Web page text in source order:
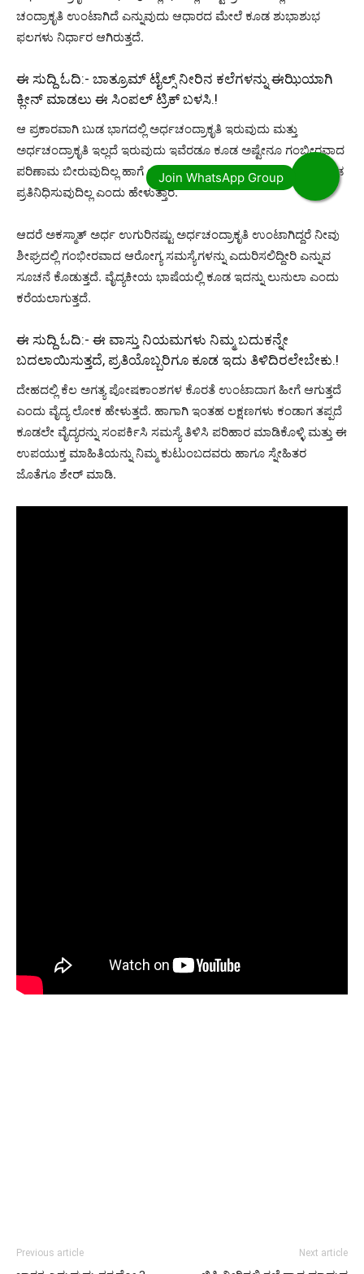
ಚಂದ್ರಾಕೃತಿ ಉಂಟಾಗಿದೆ ಎನ್ನುವುದು ಆಧಾರದ ಮೇಲೆ ಕೂಡ ಶುಭಾಶುಭ
ಫಲಗಳು ನಿರ್ಧಾರ ಆಗಿರುತ್ತದೆ.
ಈ ಸುದ್ದಿ ಓದಿ:- ಬಾತ್ರೂಮ್ ಟೈಲ್ಸ್ ನೀರಿನ ಕಲೆಗಳನ್ನು ಈಝಿಯಾಗಿ
ಕ್ಲೀನ್ ಮಾಡಲು ಈ ಸಿಂಪಲ್ ಟ್ರಿಕ್ ಬಳಸಿ.!
ಆ ಪ್ರಕಾರವಾಗಿ ಬುಡ ಭಾಗದಲ್ಲಿ ಅರ್ಧಚಂದ್ರಾಕೃತಿ ಇರುವುದು ಮತ್ತು
ಅರ್ಧಚಂದ್ರಾಕೃತಿ ಇಲ್ಲದೆ ಇರುವುದು ಇವೆರಡೂ ಕೂಡ ಅಷ್ಟೇನೂ ಗಂಭೀರವಾದ
ಪರಿಣಾಮ ಬೀರುವುದಿಲ್ಲ ಹಾಗೆ ಅಷ್ಟೇನೂ ಬಲವಾದ ಶುಭಯೋಗಗಳನ್ನು ಕೂಡ
ಪ್ರತಿನಿಧಿಸುವುದಿಲ್ಲ ಎಂದು ಹೇಳುತ್ತಾರೆ.
ಆದರೆ ಅಕಸ್ಮಾತ್ ಅರ್ಧ ಉಗುರಿನಷ್ಟು ಅರ್ಧಚಂದ್ರಾಕೃತಿ ಉಂಟಾಗಿದ್ದರೆ ನೀವು
ಶೀಘ್ರದಲ್ಲಿ ಗಂಭೀರವಾದ ಆರೋಗ್ಯ ಸಮಸ್ಯೆಗಳನ್ನು ಎದುರಿಸಲಿದ್ದೀರಿ ಎನ್ನುವ
ಸೂಚನೆ ಕೊಡುತ್ತದೆ. ವೈದ್ಯಕೀಯ ಭಾಷೆಯಲ್ಲಿ ಕೂಡ ಇದನ್ನು ಲುನುಲಾ ಎಂದು
ಕರೆಯಲಾಗುತ್ತದೆ.
ಈ ಸುದ್ದಿ ಓದಿ:- ಈ ವಾಸ್ತು ನಿಯಮಗಳು ನಿಮ್ಮ ಬದುಕನ್ನೇ
ಬದಲಾಯಿಸುತ್ತದೆ, ಪ್ರತಿಯೊಬ್ಬರಿಗೂ ಕೂಡ ಇದು ತಿಳಿದಿರಲೇಬೇಕು.!
ದೇಹದಲ್ಲಿ ಕೆಲ ಅಗತ್ಯ ಪೋಷಕಾಂಶಗಳ ಕೊರತೆ ಉಂಟಾದಾಗ ಹೀಗೆ ಆಗುತ್ತದೆ
ಎಂದು ವೈದ್ಯ ಲೋಕ ಹೇಳುತ್ತದೆ. ಹಾಗಾಗಿ ಇಂತಹ ಲಕ್ಷಣಗಳು ಕಂಡಾಗ ತಪ್ಪದೆ
ಕೂಡಲೇ ವೈದ್ಯರನ್ನು ಸಂಪರ್ಕಿಸಿ ಸಮಸ್ಯೆ ತಿಳಿಸಿ ಪರಿಹಾರ ಮಾಡಿಕೊಳ್ಳಿ ಮತ್ತು ಈ
ಉಪಯುಕ್ತ ಮಾಹಿತಿಯನ್ನು ನಿಮ್ಮ ಕುಟುಂಬದವರು ಹಾಗೂ ಸ್ನೇಹಿತರ
ಜೊತೆಗೂ ಶೇರ್ ಮಾಡಿ.
Previous article Next article